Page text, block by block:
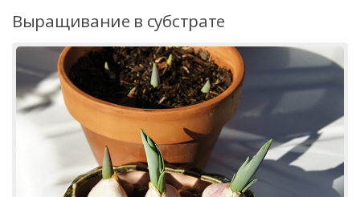
Выращивание в субстрате